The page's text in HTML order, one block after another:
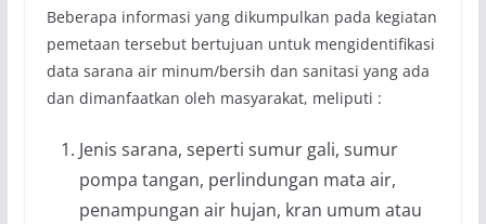
Beberapa informasi yang dikumpulkan pada kegiatan
pemetaan tersebut bertujuan untuk mengidentifikasi
data sarana air minum/bersih dan sanitasi yang ada
dan dimanfaatkan oleh masyarakat, meliputi :
Jenis sarana, seperti sumur gali, sumur
pompa tangan, perlindungan mata air,
penampungan air hujan, kran umum atau